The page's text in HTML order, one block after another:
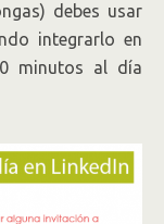
debes usar
integrarlo en
minutos al día